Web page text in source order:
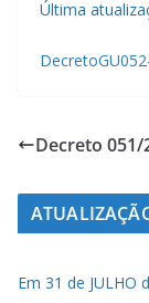
Última
Decreto 051/
Em 31 de JULHO